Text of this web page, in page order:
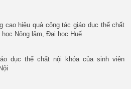
cao hiệu quả công tác giáo dục thể chất
Nông lâm, Đại học Huế
dục thể chất nội khóa của sinh viên